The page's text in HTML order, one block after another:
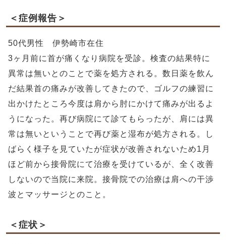
＜症例報告＞
50代男性 伊勢崎市在住
3ヶ月前に首が痛くなり病院を受診。検査の結果特に
異常は無いとのことで薬を処方される。数日薬を飲ん
だ結果首の痛みが改善してきたので、ゴルフの練習に
出かけたところ今度は肩から肘にかけて痛みが出るよ
うになった。再び病院にて診てもらったが、肩には異
常は無いということで再び薬と湿布が処方される。し
ばらく様子を見ていたが症状が改善されないため1月
ほど前から接骨院にて治療を受けているが、全く改善
しないので当院に来院。接骨院での治療は肩への干渉
波とマッサージとのこと。
＜症状＞